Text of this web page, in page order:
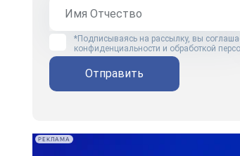
*Подписываясь на рассылку, вы
конфиденциальности и обработкой
Отправить
РЕКЛАМА